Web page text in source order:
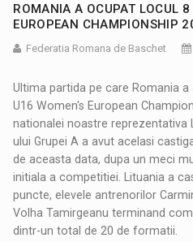
ROMANIA A OCUPAT LOCUL
EUROPEAN CHAMPIONSHIP
Federatia Romana de Baschet
Ultima partida pe care Romania
U16 Women's European
nationalei noastre reprezentativa
ului Grupei A a avut acelasi
de aceasta data, dupa un meci
initiala a competitiei. Lituania a
puncte, elevele antrenorilor
Volha Tamirgeanu terminand
dintr-un total de 20 de formatii.